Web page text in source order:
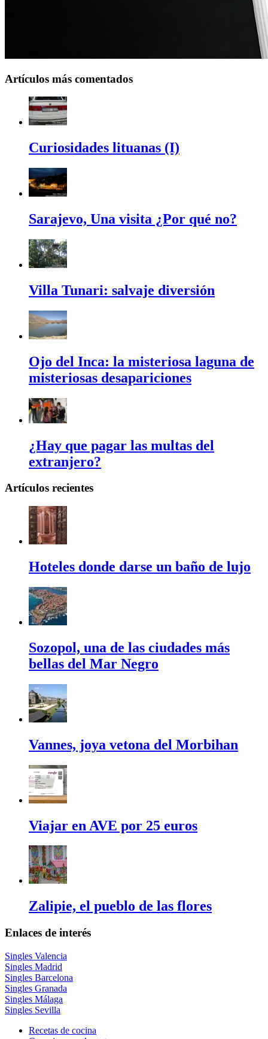
Artículos más comentados
Curiosidades lituanas (I)
Sarajevo, Una visita ¿Por qué no?
Villa Tunari: salvaje diversión
Ojo del Inca: la misteriosa laguna de
misteriosas desapariciones
¿Hay que pagar las multas del
extranjero?
Artículos recientes
Hoteles donde darse un baño de lujo
Sozopol, una de las ciudades más
bellas del Mar Negro
Vannes, joya vetona del Morbihan
Viajar en AVE por 25 euros
Zalipie, el pueblo de las flores
Enlaces de interés
Singles Valencia
Singles Madrid
Singles Barcelona
Singles Granada
Singles Málaga
Singles Sevilla
Recetas de cocina